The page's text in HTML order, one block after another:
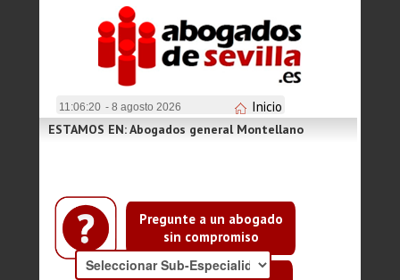
11:06:21 - 8 agosto 2026 Inicio
Pregunte a un abogado
sin compromiso
ESTAMOS EN: Abogados general Montellano